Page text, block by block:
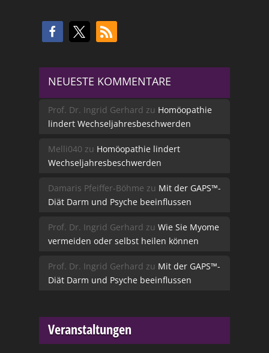
NEUESTE KOMMENTARE
Prof. Dr. Ingrid Gerhard zu Homöopathie
lindert Wechseljahresbeschwerden
Melli040 zu Homöopathie lindert
Wechseljahresbeschwerden
Damaris Pfeiffer-Böhme zu Mit der GAPS™-
Diät Darm und Psyche beeinflussen
Prof. Dr. Ingrid Gerhard zu Wie Sie Myome
vermeiden oder selbst heilen können
Prof. Dr. Ingrid Gerhard zu Mit der GAPS™-
Diät Darm und Psyche beeinflussen
Veranstaltungen